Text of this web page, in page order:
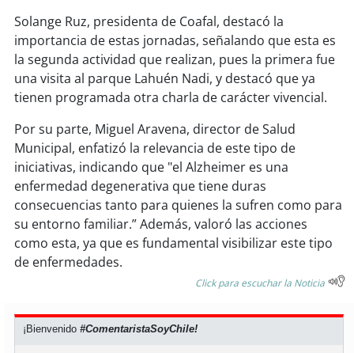
soysancarlos
soytalcahuano
soycoronel
soyarauco
soytemuco
soyosorno
Solange Ruz, presidenta de Coafal, destacó la
importancia de estas jornadas, señalando que esta es
la segunda actividad que realizan, pues la primera fue
una visita al parque Lahuén Nadi, y destacó que ya
tienen programada otra charla de carácter vivencial.
Por su parte, Miguel Aravena, director de Salud
Municipal, enfatizó la relevancia de este tipo de
iniciativas, indicando que "el Alzheimer es una
enfermedad degenerativa que tiene duras
consecuencias tanto para quienes la sufren como para
su entorno familiar.” Además, valoró las acciones
como esta, ya que es fundamental visibilizar este tipo
de enfermedades.
Click para escuchar la Noticia
¡Bienvenido#ComentaristaSoyChile!